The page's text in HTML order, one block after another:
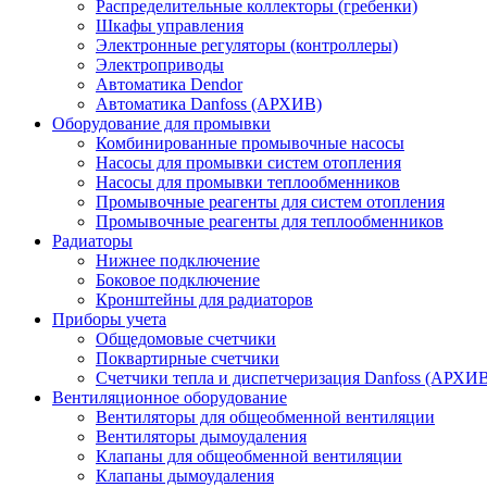
Распределительные коллекторы (гребенки)
Шкафы управления
Электронные регуляторы (контроллеры)
Электроприводы
Автоматика Dendor
Автоматика Danfoss (АРХИВ)
Оборудование для промывки
Комбинированные промывочные насосы
Насосы для промывки систем отопления
Насосы для промывки теплообменников
Промывочные реагенты для систем отопления
Промывочные реагенты для теплообменников
Радиаторы
Нижнее подключение
Боковое подключение
Кронштейны для радиаторов
Приборы учета
Общедомовые счетчики
Поквартирные счетчики
Счетчики тепла и диспетчеризация Danfoss
Вентиляционное оборудование
Вентиляторы для общеобменной вентиляции
Вентиляторы дымоудаления
Клапаны для общеобменной вентиляции
Клапаны дымоудаления